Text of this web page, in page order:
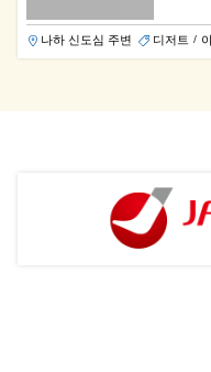
나하 신도심 주변 디저트 /